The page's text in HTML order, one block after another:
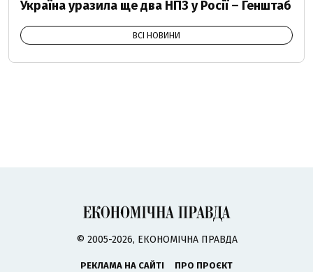
Україна уразила ще два НПЗ у Росії – Генштаб
ВСІ НОВИНИ
© 2005-2026, ЕКОНОМІЧНА ПРАВДА
РЕКЛАМА НА САЙТІ
ПРО ПРОЄКТ